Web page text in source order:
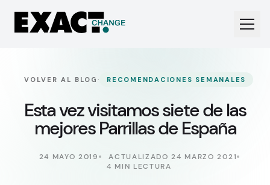
VOLVER AL BLOG · RECOMENDACIONES SEMANALES
Esta vez visitamos siete de las
mejores Parrillas de España
24 MAYO 2019
ACTUALIZADO 24 MARZO 2021
4 MIN LECTURA